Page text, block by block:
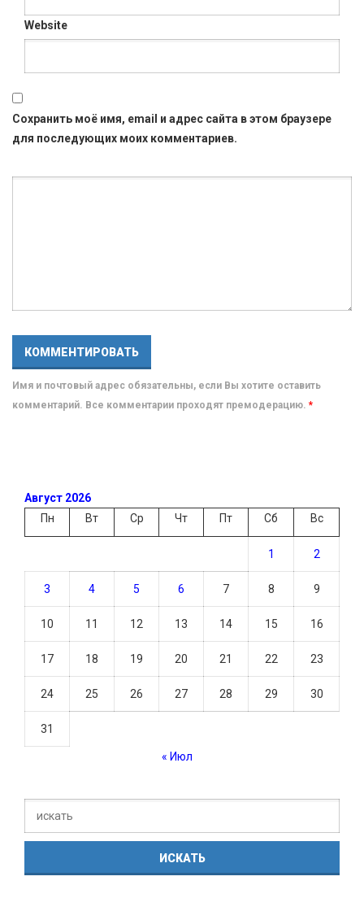
Website
Сохранить моё имя, email и адрес сайта в этом браузере
для последующих моих комментариев.
Имя и почтовый адрес обязательны, если Вы хотите оставить
комментарий. Все комментарии проходят премодерацию. *
Август 2026
Пн
Вт Ср Чт Пт Сб Вс
1 2
3 4 5 6 7 8 9
10 11 12 13 14 15 16
17 18 19 20 21 22 23
24 25 26 27 28 29 30
31
« Июл